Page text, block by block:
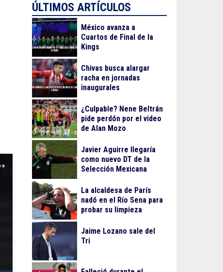
ÚLTIMOS ARTÍCULOS
México avanza a
Cuartos de Final de la
Kings
Chivas busca alargar
racha en jornadas
inaugurales
¿Culpable? Nene Beltrán
pide perdón por el video
de Alan Mozo
Javier Aguirre llegaría
como nuevo DT de la
Selección Mexicana
La alcaldesa de París
nadó en el Río Sena para
probar su limpieza
Jaime Lozano sale del
Tri